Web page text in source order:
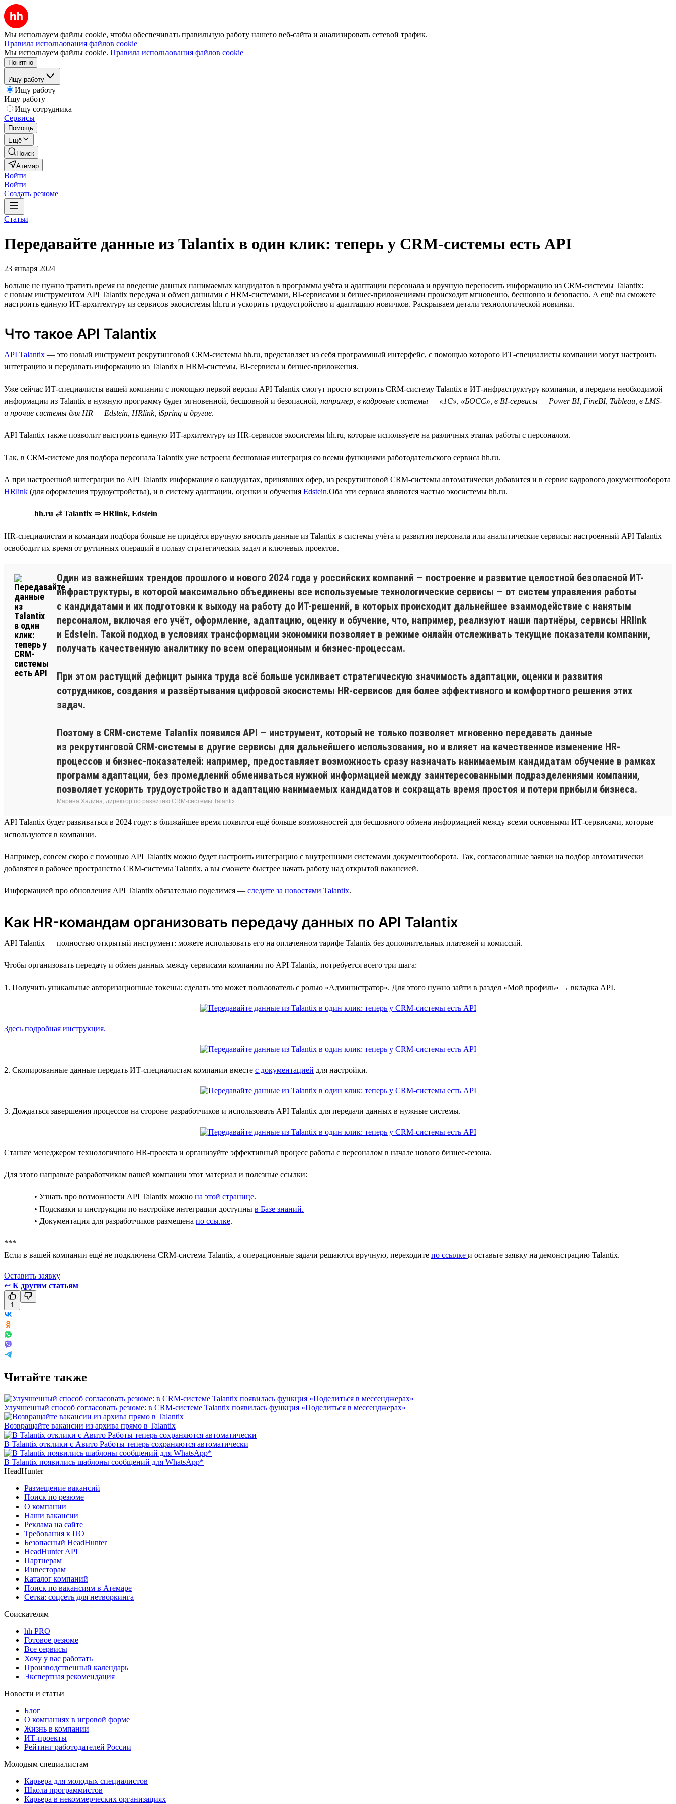
Мы используем файлы cookie, чтобы обеспечивать правильную работу нашего веб-сайта и анализировать сетевой трафик.
Правила использования файлов cookie
Мы используем файлы cookie. Правила использования файлов cookie
Понятно
Ищу работу
Ищу работу
Ищу работу
Ищу сотрудника
Сервисы
Помощь
Ещё
Поиск
Атемар
Войти
Войти
Создать резюме
Статьи
Передавайте данные из Talantix в один клик: теперь у CRM-системы есть API
23 января 2024
Больше не нужно тратить время на введение данных нанимаемых кандидатов в программы учёта и адаптации персонала и вручную переносить информацию из CRM-системы Talantix:
с новым инструментом API Talantix передача и обмен данными с HRM-системами, BI-сервисами и бизнес-приложениями происходит мгновенно, бесшовно и безопасно. А ещё вы сможете
настроить единую ИТ-архитектуру из сервисов экосистемы hh.ru и ускорить трудоустройство и адаптацию новичков. Раскрываем детали технологической новинки.
Что такое API Talantix
API Talantix — это новый инструмент рекрутинговой СRM-системы hh.ru, представляет из себя программный интерфейс, с помощью которого ИТ-специалисты компании могут настроить
интеграцию и передавать информацию из Talantix в HRM-системы, BI-сервисы и бизнес-приложения.
Уже сейчас ИТ-специалисты вашей компании с помощью первой версии API Talantix смогут просто встроить CRM-систему Talantix в ИТ-инфраструктуру компании, а передача необходимой
информации из Talantix в нужную программу будет мгновенной, бесшовной и безопасной, например, в кадровые системы — «1С», «БОСС», в BI-сервисы — Power BI, FineBI, Tableau, в LMS-
и прочие системы для HR — Edstein, HRlink, iSpring и другие.
API Talantix также позволит выстроить единую ИТ-архитектуру из HR-сервисов экосистемы hh.ru, которые используете на различных этапах работы с персоналом.
Так, в CRM-системе для подбора персонала Talantix уже встроена бесшовная интеграция со всеми функциями работодательского сервиса hh.ru.
А при настроенной интеграции по API Talantix информация о кандидатах, принявших офер, из рекрутинговой CRM-системы автоматически добавится и в сервис кадрового документооборота
HRlink (для оформления трудоустройства), и в систему адаптации, оценки и обучения Edstein.Оба эти сервиса являются частью экосистемы hh.ru.
hh.ru ⥄ Talantix ⇒ HRlink, Edstein
HR-специалистам и командам подбора больше не придётся вручную вносить данные из Talantix в системы учёта и развития персонала или аналитические сервисы: настроенный API Talantix
освободит их время от рутинных операций в пользу стратегических задач и ключевых проектов.
Один из важнейших трендов прошлого и нового 2024 года у российских компаний — построение и развитие целостной безопасной ИТ-
инфраструктуры, в которой максимально объединены все используемые технологические сервисы — от систем управления работы
с кандидатами и их подготовки к выходу на работу до ИТ-решений, в которых происходит дальнейшее взаимодействие с нанятым
персоналом, включая его учёт, оформление, адаптацию, оценку и обучение, что, например, реализуют наши партнёры, сервисы HRlink
и Edstein. Такой подход в условиях трансформации экономики позволяет в режиме онлайн отслеживать текущие показатели компании,
получать качественную аналитику по всем операционным и бизнес-процессам.
При этом растущий дефицит рынка труда всё больше усиливает стратегическую значимость адаптации, оценки и развития
сотрудников, создания и развёртывания цифровой экосистемы HR-сервисов для более эффективного и комфортного решения этих
задач.
Поэтому в CRM-системе Talantix появился API — инструмент, который не только позволяет мгновенно передавать данные
из рекрутинговой CRM-системы в другие сервисы для дальнейшего использования, но и влияет на качественное изменение HR-
процессов и бизнес-показателей: например, предоставляет возможность сразу назначать нанимаемым кандидатам обучение в рамках
программ адаптации, без промедлений обмениваться нужной информацией между заинтересованными подразделениями компании,
позволяет ускорить трудоустройство и адаптацию нанимаемых кандидатов и сокращать время простоя и потери прибыли бизнеса.
Марина Хадина, директор по развитию CRM-системы Talantix
API Talantix будет развиваться в 2024 году: в ближайшее время появится ещё больше возможностей для бесшовного обмена информацией между всеми основными ИТ-сервисами, которые
используются в компании.
Например, совсем скоро с помощью API Talantix можно будет настроить интеграцию с внутренними системами документооборота. Так, согласованные заявки на подбор автоматически
добавятся в рабочее пространство CRM-системы Talantix, а вы сможете быстрее начать работу над открытой вакансией.
Информацией про обновления API Talantix обязательно поделимся — следите за новостями Talantix.
Как HR-командам организовать передачу данных по API Talantix
API Talantix — полностью открытый инструмент: можете использовать его на оплаченном тарифе Talantix без дополнительных платежей и комиссий.
Чтобы организовать передачу и обмен данных между сервисами компании по API Talantix, потребуется всего три шага:
1. Получить уникальные авторизационные токены: сделать это может пользователь с ролью «Администратор». Для этого нужно зайти в раздел «Мой профиль» → вкладка API.
Здесь подробная инструкция.
2. Скопированные данные передать ИТ-специалистам компании вместе с документацией для настройки.
3. Дождаться завершения процессов на стороне разработчиков и использовать API Talantix для передачи данных в нужные системы.
Станьте менеджером технологичного HR-проекта и организуйте эффективный процесс работы с персоналом в начале нового бизнес-сезона.
Для этого направьте разработчикам вашей компании этот материал и полезные ссылки:
• Узнать про возможности API Talantix можно на этой странице.
• Подсказки и инструкции по настройке интеграции доступны в Базе знаний.
• Документация для разработчиков размещена по ссылке.
***
Если в вашей компании ещё не подключена CRM-система Talantix, а операционные задачи решаются вручную, переходите по ссылке и оставьте заявку на демонстрацию Talantix.
Оставить заявкy
↩ К другим статьям
1
Читайте также
Улучшенный способ согласовать резюме: в CRM-системе Talantix появилась функция «Поделиться в мессенджерах»
Возвращайте вакансии из архива прямо в Talantix
В Talantix отклики с Авито Работы теперь сохраняются автоматически
В Talantix появились шаблоны сообщений для WhatsApp*
HeadHunter
Размещение вакансий
Поиск по резюме
О компании
Наши вакансии
Реклама на сайте
Требования к ПО
Безопасный HeadHunter
HeadHunter API
Партнерам
Инвесторам
Каталог компаний
Поиск по вакансиям в Атемаре
Сетка: соцсеть для нетворкинга
Соискателям
hh PRO
Готовое резюме
Все сервисы
Хочу у вас работать
Производственный календарь
Экспертная рекомендация
Новости и статьи
Блог
О компаниях в игровой форме
Жизнь в компании
ИТ-проекты
Рейтинг работодателей России
Молодым специалистам
Карьера для молодых специалистов
Школа программистов
Карьера в некоммерческих организациях